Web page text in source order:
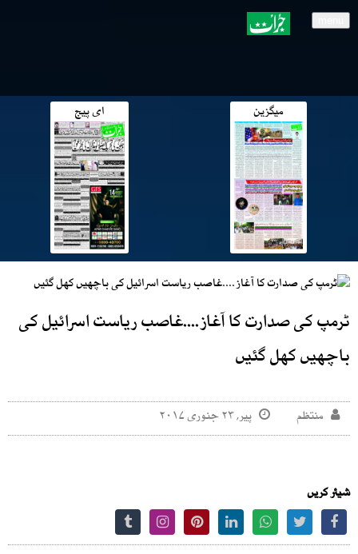
میگزین ای پیج
ٹرمپ کی صدارت کا آغاز....غاصب ریاست اسرائیل کی
باچھیں کھل گئیں
منتظم پیر, ۲۳ جنوری ۲۰۱۷
شیئر کریں